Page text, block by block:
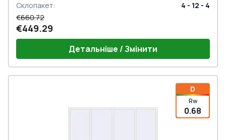
Склопакет:
4 - 12 - 4
€660.72
€449.29
Детальніше / Змінити
D
Rw
0.68